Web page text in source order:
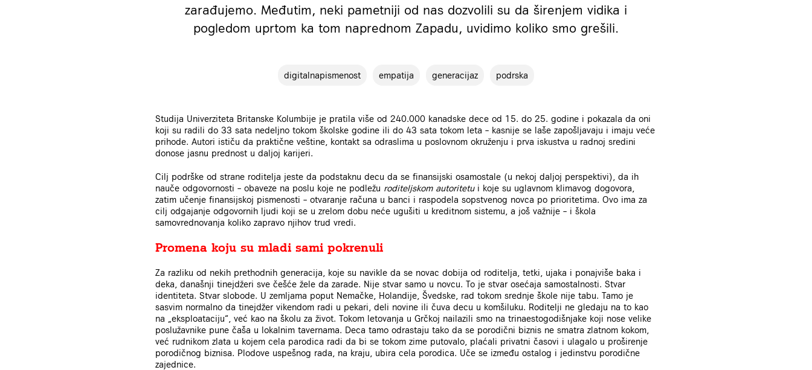
zarađujemo. Međutim, neki pametniji od nas dozvolili su da širenjem vidika i
pogledom uprtom ka tom naprednom Zapadu, uvidimo koliko smo grešili.
digitalnapismenost empatija generacijaz podrska
Studija Univerziteta Britanske Kolumbije je pratila više od 240.000 kanadske dece od 15. do 25. godine i pokazala da oni
koji su radili do 33 sata nedeljno tokom školske godine ili do 43 sata tokom leta – kasnije se laše zapošljavaju i imaju veće
prihode. Autori ističu da praktične veštine, kontakt sa odraslima u poslovnom okruženju i prva iskustva u radnoj sredini
donose jasnu prednost u daljoj karijeri.
Cilj podrške od strane roditelja jeste da podstaknu decu da se finansijski osamostale (u nekoj daljoj perspektivi), da ih
nauče odgovornosti – obaveze na poslu koje ne podležu roditeljskom autoritetui koje su uglavnom klimavog dogovora,
zatim učenje finansijskoj pismenosti – otvaranje računa u banci i raspodela sopstvenog novca po prioritetima. Ovo ima za
cilj odgajanje odgovornih ljudi koji se u zrelom dobu neće ugušiti u kreditnom sistemu, a još važnije – i škola
samovrednovanja koliko zapravo njihov trud vredi.
Promena koju su mladi sami pokrenuli
Za razliku od nekih prethodnih generacija, koje su navikle da se novac dobija od roditelja, tetki, ujaka i ponajviše baka i
deka, današnji tinejdžeri sve češće žele da zarade. Nije stvar samo u novcu. To je stvar osećaja samostalnosti. Stvar
identiteta. Stvar slobode. U zemljama poput Nemačke, Holandije, Švedske, rad tokom srednje škole nije tabu. Tamo je
sasvim normalno da tinejdžer vikendom radi u pekari, deli novine ili čuva decu u komšiluku. Roditelji ne gledaju na to kao
na „eksploataciju“, već kao na školu za život. Tokom letovanja u Grčkoj nailazili smo na trinaestogodišnjake koji nose velike
poslužavnike pune čaša u lokalnim tavernama. Deca tamo odrastaju tako da se porodični biznis ne smatra zlatnom kokom,
već rudnikom zlata u kojem cela parodica radi da bi se tokom zime putovalo, plaćali privatni časovi i ulagalo u proširenje
porodičnog biznisa. Plodove uspešnog rada, na kraju, ubira cela porodica. Uče se između ostalog i jedinstvu porodične
zajednice.